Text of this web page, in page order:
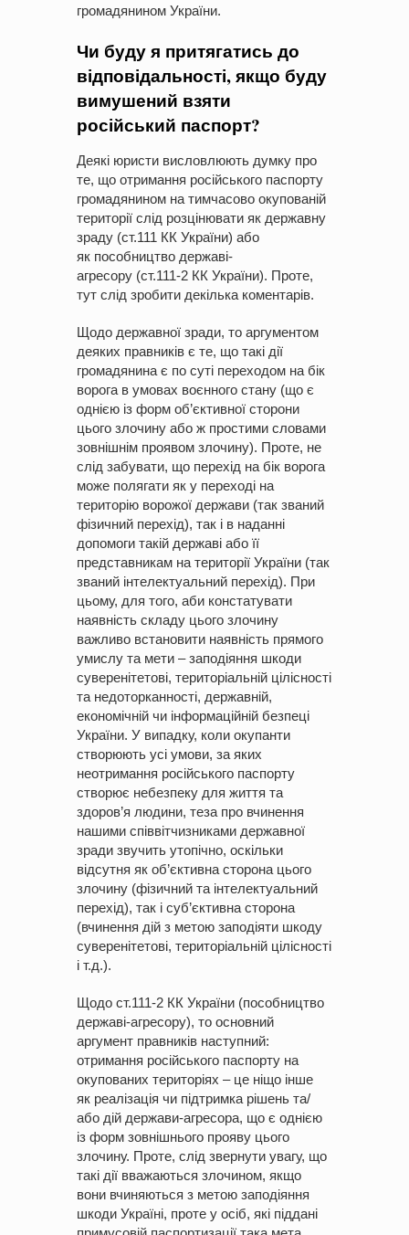
громадянином України.
Чи буду я притягатись до
відповідальності, якщо буду
вимушений взяти
російський паспорт?
Деякі юристи висловлюють думку про
те, що отримання російського паспорту
громадянином на тимчасово окупованій
території слід розцінювати як державну
зраду (ст.111 КК України) або
як пособництво державі-
агресору (ст.111-2 КК України). Проте,
тут слід зробити декілька коментарів.
Щодо державної зради, то аргументом
деяких правників є те, що такі дії
громадянина є по суті переходом на бік
ворога в умовах воєнного стану (що є
однією із форм об’єктивної сторони
цього злочину або ж простими словами
зовнішнім проявом злочину). Проте, не
слід забувати, що перехід на бік ворога
може полягати як у переході на
територію ворожої держави (так званий
фізичний перехід), так і в наданні
допомоги такій державі або її
представникам на території України (так
званий інтелектуальний перехід). При
цьому, для того, аби констатувати
наявність складу цього злочину
важливо встановити наявність прямого
умислу та мети – заподіяння шкоди
суверенітетові, територіальній цілісності
та недоторканності, державній,
економічній чи інформаційній безпеці
України. У випадку, коли окупанти
створюють усі умови, за яких
неотримання російського паспорту
створює небезпеку для життя та
здоров’я людини, теза про вчинення
нашими співвітчизниками державної
зради звучить утопічно, оскільки
відсутня як об’єктивна сторона цього
злочину (фізичний та інтелектуальний
перехід), так і суб’єктивна сторона
(вчинення дій з метою заподіяти шкоду
суверенітетові, територіальній цілісності
і т.д.).
Щодо ст.111-2 КК України (пособництво
державі-агресору), то основний
аргумент правників наступний:
отримання російського паспорту на
окупованих територіях – це ніщо інше
як реалізація чи підтримка рішень та/
або дій держави-агресора, що є однією
із форм зовнішнього прояву цього
злочину. Проте, слід звернути увагу, що
такі дії вважаються злочином, якщо
вони вчиняються з метою заподіяння
шкоди Україні, проте у осіб, які піддані